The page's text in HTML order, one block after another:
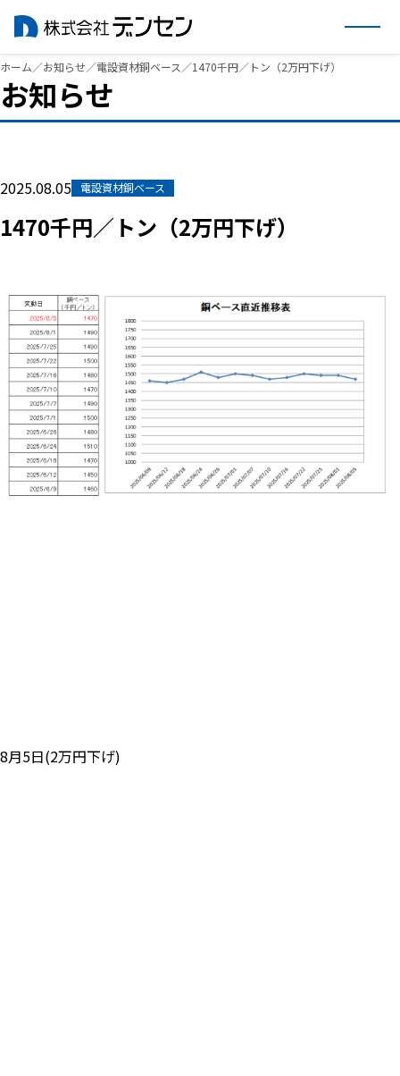
内
容
を
ッ
ホーム／お知らせ／電設資材銅ベース ／1470千円／トン（2万円下げ）
お知らせ
2025.08.05 電設資材銅ベース
1470千円／トン（2万円下げ）
8月5日(2万円下げ)